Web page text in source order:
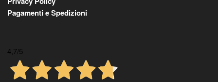
Pagamenti e Spedizioni
4,7/5